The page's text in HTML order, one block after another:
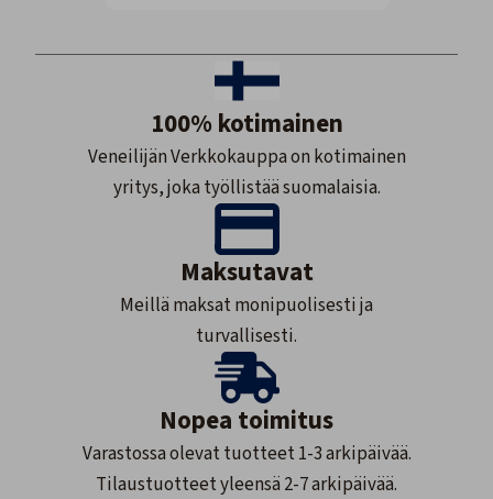
100% kotimainen
Veneilijän Verkkokauppa on kotimainen
yritys, joka työllistää suomalaisia.
Maksutavat
Meillä maksat monipuolisesti ja
turvallisesti.
Nopea toimitus
Varastossa olevat tuotteet 1-3 arkipäivää.
Tilaustuotteet yleensä 2-7 arkipäivää.